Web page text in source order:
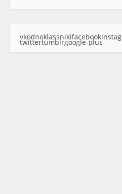
vkodnoklassnikifacebook
twittertumblrgoogle-plus